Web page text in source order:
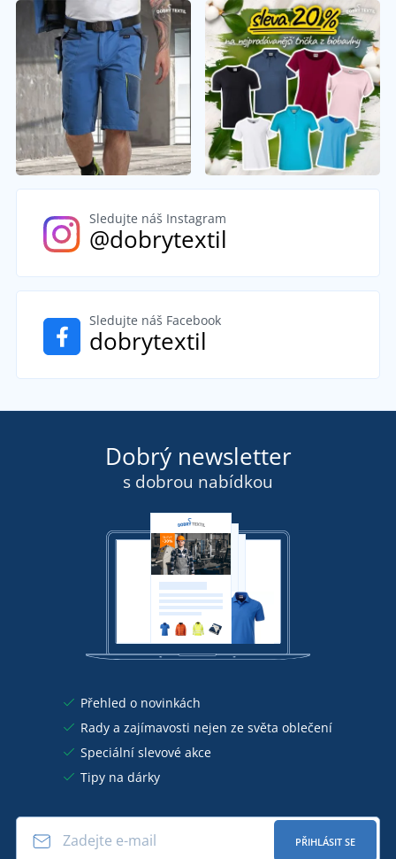
Sledujte náš Instagram
@dobrytextil
Sledujte náš Facebook
dobrytextil
Dobrý newsletter
s dobrou nabídkou
Přehled o novinkách
Rady a zajímavosti nejen ze světa oblečení
Speciální slevové akce
Tipy na dárky
PŘIHLÁSIT SE